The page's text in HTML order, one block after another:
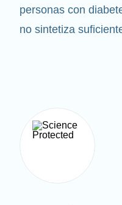
personas con
no sintetiza